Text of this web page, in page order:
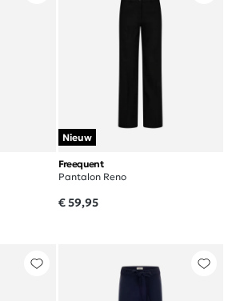
Nieuw
Freequent
Pantalon Reno
€ 59,95